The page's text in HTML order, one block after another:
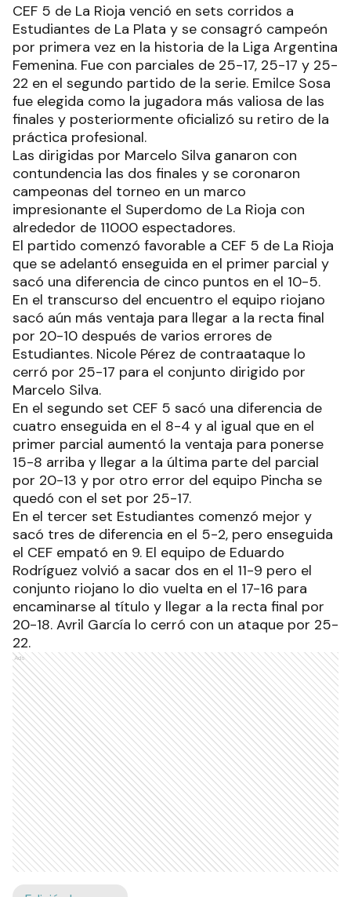
CEF 5 de La Rioja venció en sets corridos a
Estudiantes de La Plata y se consagró campeón
por primera vez en la historia de la Liga Argentina
Femenina. Fue con parciales de 25-17, 25-17 y 25-
22 en el segundo partido de la serie. Emilce Sosa
fue elegida como la jugadora más valiosa de las
finales y posteriormente oficializó su retiro de la
práctica profesional.
Las dirigidas por Marcelo Silva ganaron con
contundencia las dos finales y se coronaron
campeonas del torneo en un marco
impresionante el Superdomo de La Rioja con
alrededor de 11000 espectadores.
El partido comenzó favorable a CEF 5 de La Rioja
que se adelantó enseguida en el primer parcial y
sacó una diferencia de cinco puntos en el 10-5.
En el transcurso del encuentro el equipo riojano
sacó aún más ventaja para llegar a la recta final
por 20-10 después de varios errores de
Estudiantes. Nicole Pérez de contraataque lo
cerró por 25-17 para el conjunto dirigido por
Marcelo Silva.
En el segundo set CEF 5 sacó una diferencia de
cuatro enseguida en el 8-4 y al igual que en el
primer parcial aumentó la ventaja para ponerse
15-8 arriba y llegar a la última parte del parcial
por 20-13 y por otro error del equipo Pincha se
quedó con el set por 25-17.
En el tercer set Estudiantes comenzó mejor y
sacó tres de diferencia en el 5-2, pero enseguida
el CEF empató en 9. El equipo de Eduardo
Rodríguez volvió a sacar dos en el 11-9 pero el
conjunto riojano lo dio vuelta en el 17-16 para
encaminarse al título y llegar a la recta final por
20-18. Avril García lo cerró con un ataque por 25-
22.
Ads